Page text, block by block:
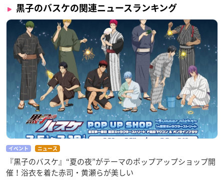
黒子のバスケの関連ニュースランキング
イベント ニュース
『黒子のバスケ』“夏の夜”がテーマのポップアップショップ開
催！浴衣を着た赤司・黄瀬らが美しい